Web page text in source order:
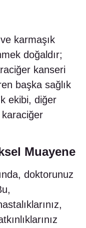
karmaşık
doğaldır;
kanseri
başka sağlık
ekibi, diğer
karaciğer
Muayene
doktorunuz